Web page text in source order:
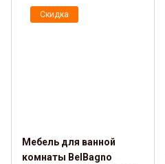
Скидка
Мебель для ванной
комнаты BelBagno